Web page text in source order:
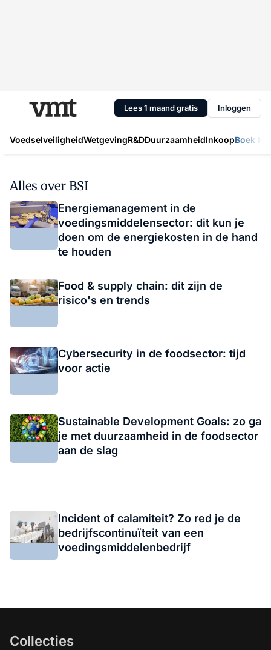
Lees 1 maand gratis Inloggen
VoedselveiligheidWetgevingR&DDuurzaamheidInkoopBoek
Alles over BSI
Energiemanagement in de
voedingsmiddelensector: dit kun je
doen om de energiekosten in de hand
te houden
Food & supply chain: dit zijn de
risico's en trends
Cybersecurity in de foodsector: tijd
voor actie
Sustainable Development Goals: zo ga
je met duurzaamheid in de foodsector
aan de slag
Incident of calamiteit? Zo red je de
bedrijfscontinuïteit van een
voedingsmiddelenbedrijf
Collecties